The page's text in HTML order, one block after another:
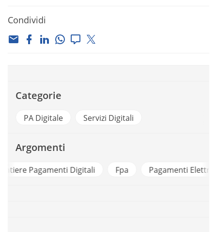
Condividi
Categorie
PA Digitale Servizi Digitali
Argomenti
Fpa Pagamenti Elettronici Trasparenza